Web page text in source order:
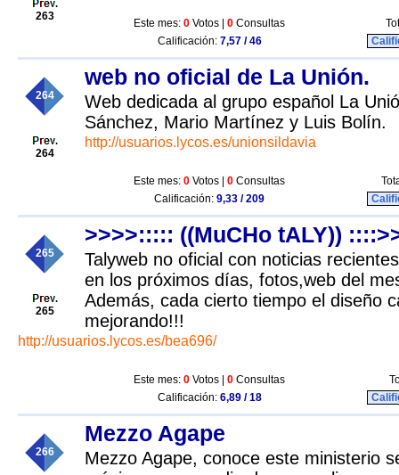
263
Este mes: 0 Votos | 0 Consultas
Calificación: 7,57 / 46
264
264
web no oficial de La Unión.
Web dedicada al grupo español La
Sánchez, Mario Martínez y Luis Bolín.
http://usuarios.lycos.es/unionsildavia
Este mes: 0 Votos | 0 Consultas
Calificación: 9,33 / 209
265
265
>>>>::::: ((MuCHo tALY))
Talyweb no oficial con noticias
en los próximos días, fotos,web del
Además, cada cierto tiempo el diseño
mejorando!!!
http://usuarios.lycos.es/bea696/
Este mes: 0 Votos | 0 Consultas
Calificación: 6,89 / 18
266
Mezzo Agape
Mezzo Agape, conoce este ministerio